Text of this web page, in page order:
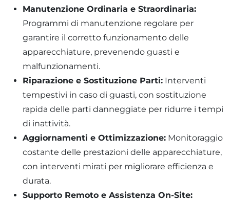
Manutenzione Ordinaria e Straordinaria:
Programmi di manutenzione regolare per
garantire il corretto funzionamento delle
apparecchiature, prevenendo guasti e
malfunzionamenti.
Riparazione e Sostituzione Parti: Interventi
tempestivi in caso di guasti, con sostituzione
rapida delle parti danneggiate per ridurre i tempi
di inattività.
Aggiornamenti e Ottimizzazione: Monitoraggio
costante delle prestazioni delle apparecchiature,
con interventi mirati per migliorare efficienza e
durata.
Supporto Remoto e Assistenza On-Site: